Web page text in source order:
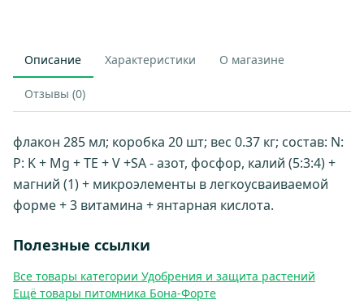
Описание Характеристики О магазине
Отзывы (0)
флакон 285 мл; коробка 20 шт; вес 0.37 кг; состав: N:
P: K + Mg + TE + V +SA - азот, фосфор, калий (5:3:4) +
магний (1) + микроэлементы в легкоусваиваемой
форме + 3 витамина + янтарная кислота.
Полезные ссылки
Все товары категории Удобрения и защита растений
Ещё товары питомника Бона-Форте